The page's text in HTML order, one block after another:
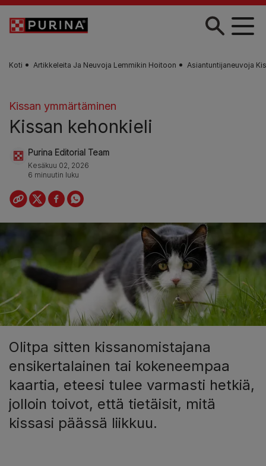
Skip to main content
Koti Artikkeleita Ja Neuvoja Lemmikin Hoitoon Asiantuntijaneuvoja
Kissan ymmärtäminen
Kissan kehonkieli
Purina Editorial Team
Kesäkuu 02, 2026
6 minuutin luku
Olitpa sitten kissanomistajana
ensikertalainen tai kokeneempaa
kaartia, eteesi tulee varmasti hetkiä,
jolloin toivot, että tietäisit, mitä
kissasi päässä liikkuu.